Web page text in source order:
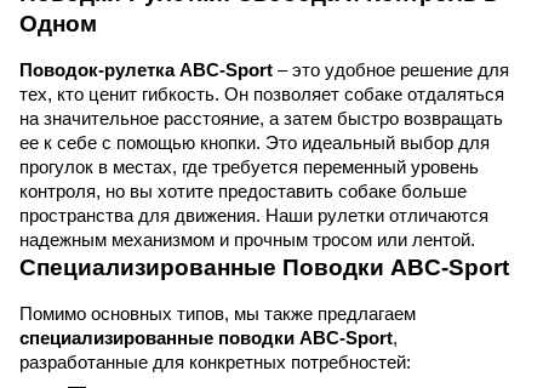
Одном
Поводок-рулетка ABC-Sport – это удобное решение для
тех, кто ценит гибкость. Он позволяет собаке отдаляться
на значительное расстояние, а затем быстро возвращать
ее к себе с помощью кнопки. Это идеальный выбор для
прогулок в местах, где требуется переменный уровень
контроля, но вы хотите предоставить собаке больше
пространства для движения. Наши рулетки отличаются
надежным механизмом и прочным тросом или лентой.
Специализированные Поводки ABC-Sport
специализированные поводки ABC-Sport,
разработанные для конкретных потребностей: